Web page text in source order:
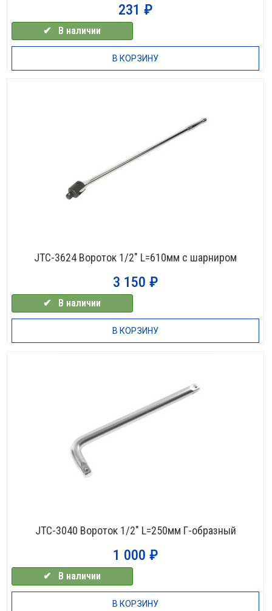
231 ₽
✔⠀В наличии
В КОРЗИНУ
JTC-3624 Вороток 1/2″ L=610мм с шарниром
3 150 ₽
✔⠀В наличии
В КОРЗИНУ
JTC-3040 Вороток 1/2″ L=250мм Г-образный
1 000 ₽
✔⠀В наличии
В КОРЗИНУ